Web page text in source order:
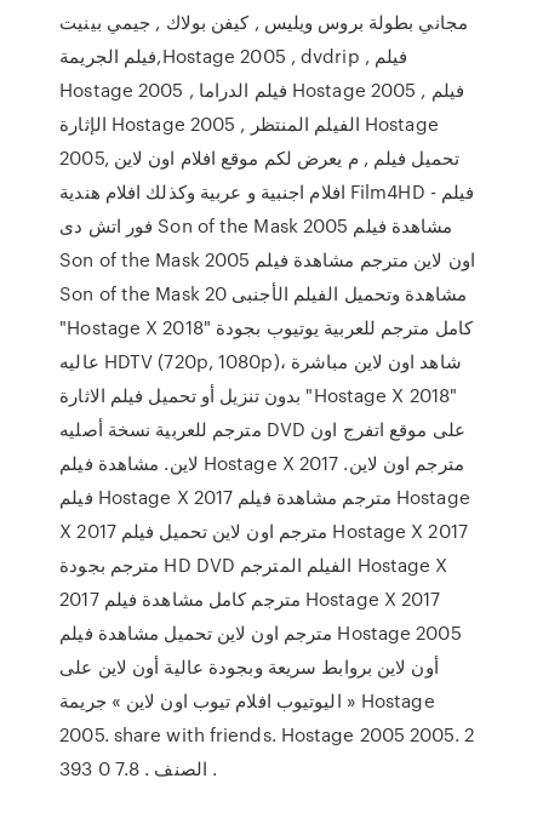
مجاني بطولة بروس ويليس , كيفن بولاك , جيمي بينيت
فيلم الجريمة,Hostage 2005 , dvdrip , فيلم
Hostage 2005 , فيلم الدراما Hostage 2005 , فيلم
الإثارة Hostage 2005 , الفيلم المنتظر Hostage
2005, تحميل فيلم , م يعرض لكم موقع افلام اون لاين
افلام اجنبية و عربية وكذلك افلام هندية Film4HD - فيلم
فور اتش دى Son of the Mask 2005 مشاهدة فيلم
Son of the Mask 2005 اون لاين مترجم مشاهدة فيلم
Son of the Mask 20 مشاهدة وتحميل الفيلم الأجنبى
"Hostage X 2018" كامل مترجم للعربية يوتيوب بجودة
عاليه HDTV (720p, 1080p)، شاهد اون لاين مباشرة
بدون تنزيل أو تحميل فيلم الاثارة "Hostage X 2018"
مترجم للعربية نسخة أصليه DVD على موقع اتفرج اون
لاين. مشاهدة فيلم Hostage X 2017 مترجم اون لاين.
فيلم Hostage X 2017 مترجم مشاهدة فيلم Hostage
X 2017 مترجم اون لاين تحميل فيلم Hostage X 2017
مترجم بجودة HD DVD الفيلم المترجم Hostage X
2017 مترجم كامل مشاهدة فيلم Hostage X 2017
مترجم اون لاين تحميل مشاهدة فيلم Hostage 2005
أون لاين بروابط سريعة وبجودة عالية أون لاين على
اليوتيوب افلام تيوب اون لاين » جريمة » Hostage
2005. share with friends. Hostage 2005 2005. 2
393 0 7.8 . الصنف .